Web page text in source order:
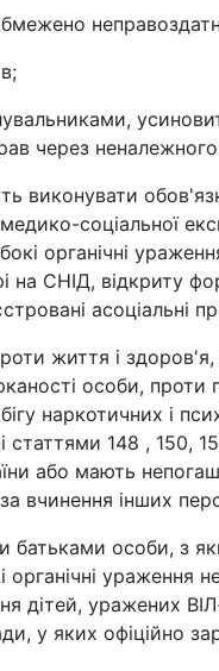
через
виконувати
соціальної
органічні
на СНІД, відкриту
асоціальні
життя і здоров'я,
особи, проти
наркотичних і
148 , 150,
або мають
вчинення інших
особи, з
органічні ураження
дітей, уражених
у яких офіційно